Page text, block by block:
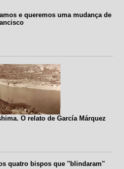
e queremos uma mudança de
O relato de García Márquez
quatro bispos que ''blindaram''